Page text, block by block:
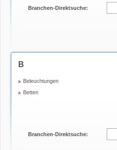
Branchen-Direktsuche:
B
Beleuchtungen
Betten
Branchen-Direktsuche: